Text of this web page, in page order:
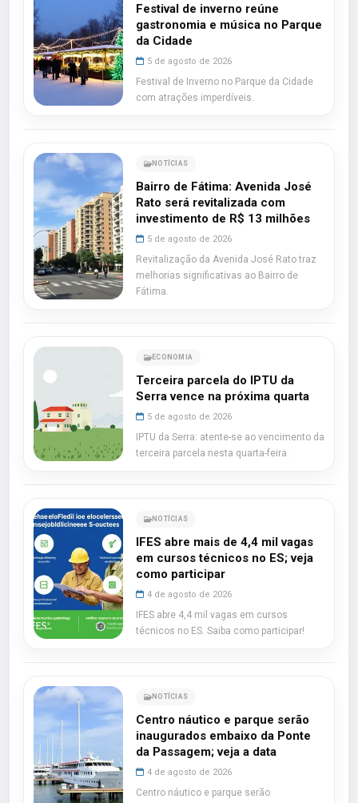
Festival de inverno reúne
gastronomia e música no Parque
da Cidade
5 de agosto de 2026
Festival de Inverno no Parque da Cidade
com atrações imperdíveis.
NOTÍCIAS
Bairro de Fátima: Avenida José
Rato será revitalizada com
investimento de R$ 13 milhões
5 de agosto de 2026
Revitalização da Avenida José Rato traz
melhorias significativas ao Bairro de
Fátima.
ECONOMIA
Terceira parcela do IPTU da
Serra vence na próxima quarta
5 de agosto de 2026
IPTU da Serra: atente-se ao vencimento da
terceira parcela nesta quarta-feira.
NOTÍCIAS
IFES abre mais de 4,4 mil vagas
em cursos técnicos no ES; veja
como participar
4 de agosto de 2026
IFES abre 4,4 mil vagas em cursos
técnicos no ES. Saiba como participar!
NOTÍCIAS
Centro náutico e parque serão
inaugurados embaixo da Ponte
da Passagem; veja a data
4 de agosto de 2026
Centro náutico e parque serão